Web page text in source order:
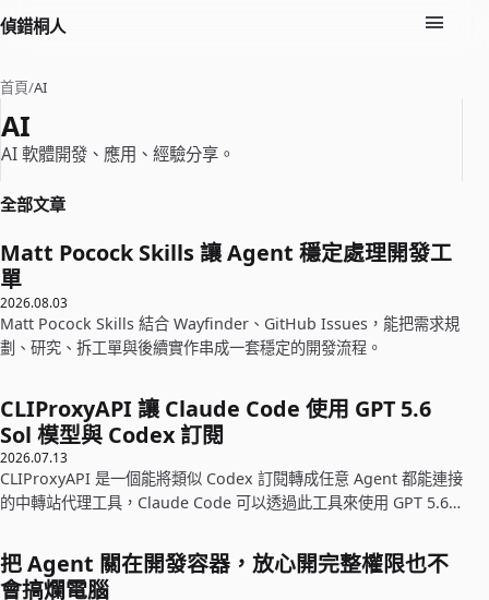
偵錯桐人
首頁/AI
AI
AI 軟體開發、應用、經驗分享。
全部文章
Matt Pocock Skills 讓 Agent 穩定處理開發工
單
2026.08.03
Matt Pocock Skills 結合 Wayfinder、GitHub Issues，能把需求規
劃、研究、拆工單與後續實作串成一套穩定的開發流程。
CLIProxyAPI 讓 Claude Code 使用 GPT 5.6
Sol 模型與 Codex 訂閱
2026.07.13
CLIProxyAPI 是一個能將類似 Codex 訂閱轉成任意 Agent 都能連接
的中轉站代理工具，Claude Code 可以透過此工具來使用 GPT 5.6
把 Agent 關在開發容器，放心開完整權限也不
會搞爛電腦